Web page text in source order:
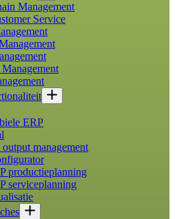
Management
Service
ERP
management
productieplanning
serviceplanning